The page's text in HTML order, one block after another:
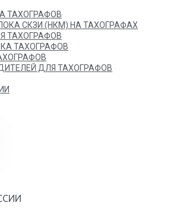
ТАХОГРАФОВ
СКЗИ (НКМ) НА ТАХОГРАФАХ
ТАХОГРАФОВ
ТАХОГРАФОВ
ДЛЯ ТАХОГРАФОВ